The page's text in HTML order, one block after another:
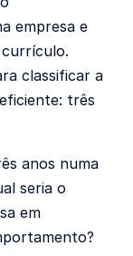
empresa e
currículo.
classificar a
três
anos numa
seria o
em